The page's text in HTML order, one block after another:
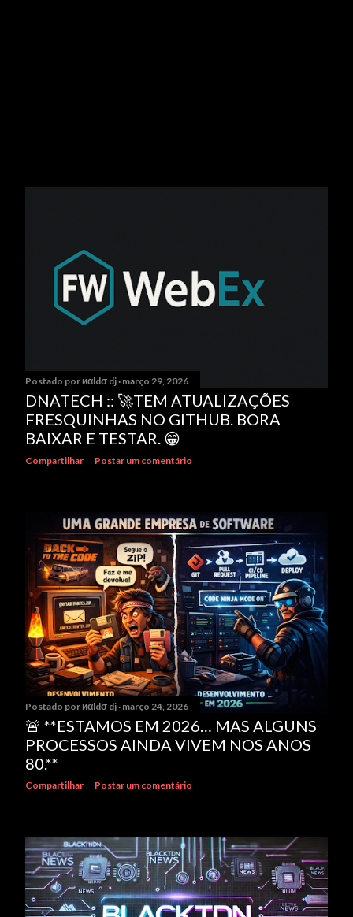
Postado por иαldσ dj março 29, 2026
DNATECH :: 🚀TEM ATUALIZAÇÕES
FRESQUINHAS NO GITHUB. BORA
BAIXAR E TESTAR. 😁
Compartilhar Postar um comentário
Postado por иαldσ dj março 24, 2026
🚨 **ESTAMOS EM 2026… MAS ALGUNS
PROCESSOS AINDA VIVEM NOS ANOS
80.**
Compartilhar Postar um comentário